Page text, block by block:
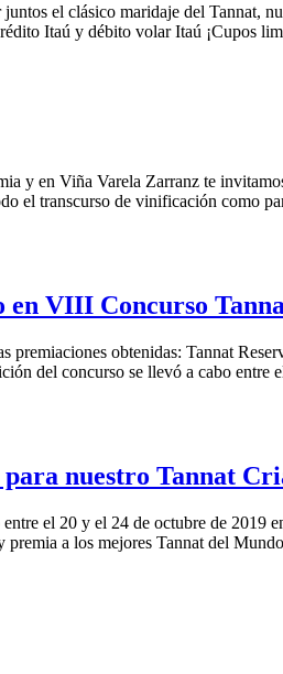
juntos el clásico maridaje del Tannat,
Itaú y débito volar Itaú ¡Cupos
y en Viña Varela Zarranz te
el transcurso de vinificación como
en VIII Concurso
premiaciones obtenidas: Tannat
del concurso se llevó a cabo
nuestro Tannat
el 20 y el 24 de octubre de 2019
a los mejores Tannat del